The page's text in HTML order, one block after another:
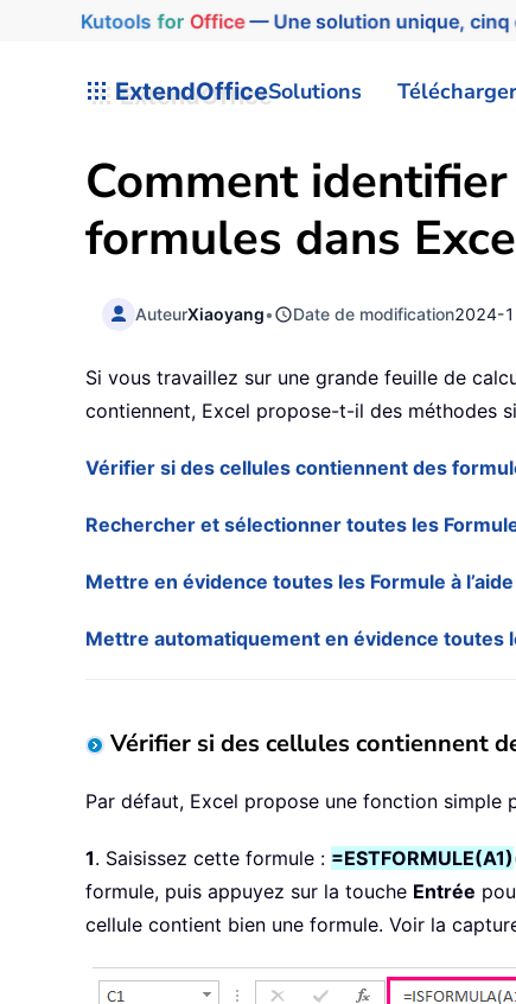
Kutools for Office— Une solution unique, cinq
ExtendOfficeSolutions Télécharger
Comment
formules dans
AuteurXiaoyang• Date de modification2024-
Si vous travaillez sur une grande feuille de
contiennent, Excel propose-t-il des méthodes
Vérifier si des cellules contiennent des
Rechercher et sélectionner toutes les
Mettre en évidence toutes les Formule à l’aide
Mettre automatiquement en évidence toutes
Vérifier si des cellules contiennent
Par défaut, Excel propose une fonction
1. Saisissez cette formule : =ESTFORMULE(A1)
formule, puis appuyez sur la touche Entrée
cellule contient bien une formule. Voir la